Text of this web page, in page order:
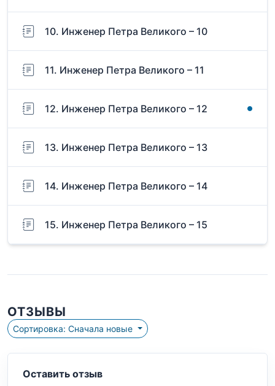
10. Инженер Петра Великого – 10
11. Инженер Петра Великого – 11
12. Инженер Петра Великого – 12
13. Инженер Петра Великого – 13
14. Инженер Петра Великого – 14
15. Инженер Петра Великого – 15
ОТЗЫВЫ
Сортировка: Сначала новые
Оставить отзыв